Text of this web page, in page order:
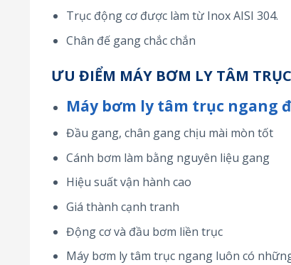
Trục động cơ được làm từ Inox AISI 304.
Chân đế gang chắc chắn
ƯU ĐIỂM MÁY BƠM LY TÂM
Máy bơm ly tâm trục ngang
Đầu gang, chân gang chịu mài mòn tốt
Cánh bơm làm bằng nguyên liệu gang
Hiệu suất vận hành cao
Giá thành cạnh tranh
Động cơ và đầu bơm liền trục
Máy bơm ly tâm trục ngang luôn có